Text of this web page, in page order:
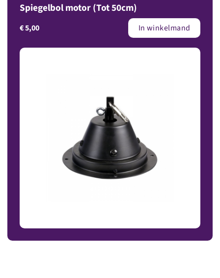
Spiegelbol motor (Tot 50cm)
€5,00 In winkelmand